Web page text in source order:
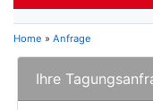
Home » Anfrage
Ihre